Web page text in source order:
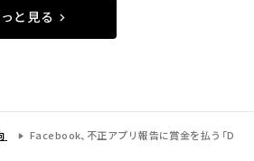
と見る
Facebook、不正アプリ報告に賞金を払う「D